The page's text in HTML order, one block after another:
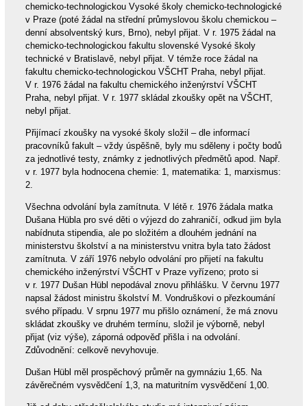
chemicko-technologickou Vysoké školy chemicko-technologické
v Praze (poté žádal na střední průmyslovou školu chemickou –
denní absolventský kurs, Brno), nebyl přijat. V r. 1975 žádal na
chemicko-technologickou fakultu slovenské Vysoké školy
technické v Bratislavě, nebyl přijat. V témže roce žádal na
fakultu chemicko-technologickou VŠCHT Praha, nebyl přijat.
V r. 1976 žádal na fakultu chemického inženýrství VŠCHT
Praha, nebyl přijat. V r. 1977 skládal zkoušky opět na VŠCHT,
nebyl přijat.
Přijímací zkoušky na vysoké školy složil – dle informací
pracovníků fakult – vždy úspěšně, byly mu sděleny i počty bodů
za jednotlivé testy, známky z jednotlivých předmětů apod. Např.
v r. 1977 byla hodnocena chemie: 1, matematika: 1, marxismus:
2.
Všechna odvolání byla zamítnuta. V létě r. 1976 žádala matka
Dušana Hübla pro své děti o výjezd do zahraničí, odkud jim byla
nabídnuta stipendia, ale po složitém a dlouhém jednání na
ministerstvu školství a na ministerstvu vnitra byla tato žádost
zamítnuta. V září 1976 nebylo odvolání pro přijetí na fakultu
chemického inženýrství VŠCHT v Praze vyřízeno; proto si
v r. 1977 Dušan Hübl nepodával znovu přihlášku. V červnu 1977
napsal žádost ministru školství M. Vondruškovi o přezkoumání
svého případu. V srpnu 1977 mu přišlo oznámení, že má znovu
skládat zkoušky ve druhém termínu, složil je výborně, nebyl
přijat (viz výše), záporná odpověď přišla i na odvolání.
Zdůvodnění: celkově nevyhovuje.
Dušan Hübl měl prospěchový průměr na gymnáziu 1,65. Na
závěrečném vysvědčení 1,3, na maturitním vysvědčení 1,00.